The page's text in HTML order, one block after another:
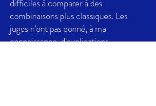
difficiles à comparer à des
combinaisons plus classiques. Les
juges n'ont pas donné, à ma
connaissance, d'explications